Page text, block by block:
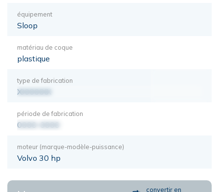
équipement
Sloop
matériau de coque
plastique
type de fabrication
XXXXXXX
période de fabrication
0000-0000
moteur (marque-modèle-puissance)
Volvo 30 hp
convertir en